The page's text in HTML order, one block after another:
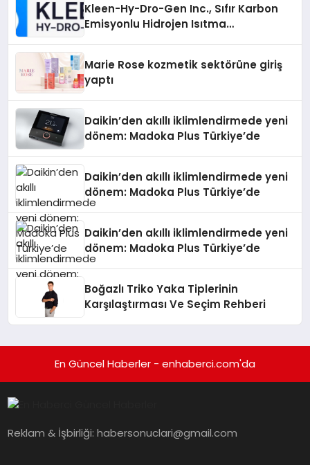
Kleen-Hy-Dro-Gen Inc., Sıfır Karbon
Emisyonlu Hidrojen Isıtma
Marie Rose kozmetik sektörüne giriş
yaptı
Daikin’den akıllı iklimlendirmede yeni
dönem: Madoka Plus Türkiye’de
Daikin’den akıllı iklimlendirmede yeni
dönem: Madoka Plus Türkiye’de
Daikin’den akıllı iklimlendirmede yeni
dönem: Madoka Plus Türkiye’de
Boğazlı Triko Yaka Tiplerinin
Karşılaştırması Ve Seçim Rehberi
En Güncel Haberler - enhaberci.com'da
Reklam & İşbirliği:habersonuclari@gmail.com